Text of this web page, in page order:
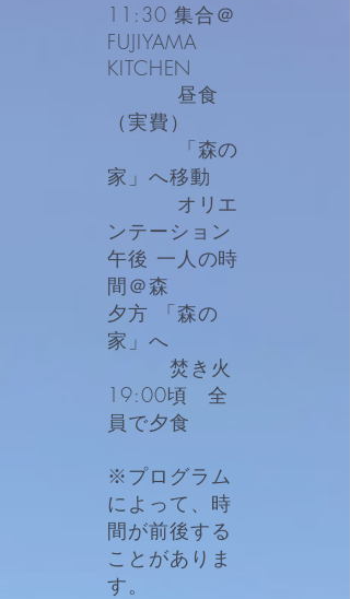
11:30 集合＠
FUJIYAMA
KITCHEN
昼食
（実費）
「森の
家」へ移動
オリエ
ンテーション
午後 一人の時
間＠森
夕方 「森の
家」へ
焚き火
​19:00頃 全
員で夕食
​※プログラム
によって、時
間が前後する
ことがありま
す。